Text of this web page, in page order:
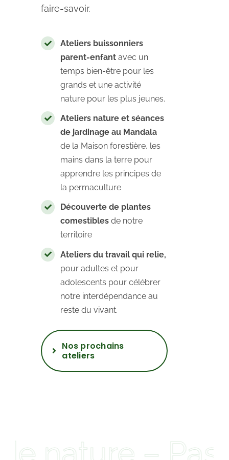
faire-savoir.
Ateliers buissonniers
parent-enfant avec un
temps bien-être pour les
grands et une activité
nature pour les plus jeunes.
Ateliers nature et séances
de jardinage au Mandala
de la Maison forestière, les
mains dans la terre pour
apprendre les principes de
la permaculture
Découverte de plantes
comestibles de notre
territoire
Ateliers du travail qui relie,
pour adultes et pour
adolescents pour célébrer
notre interdépendance au
reste du vivant.
Nos prochains
ateliers